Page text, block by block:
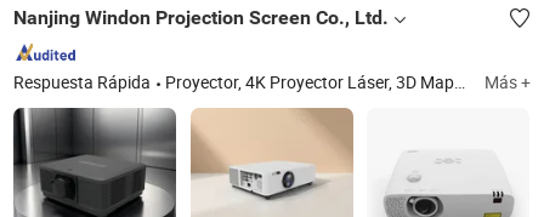
Nanjing Windon Projection Screen Co., Ltd.
Respuesta Rápida Proyector, 4K Proyector Láser, 3D Mapeo, Proyección Inmersiva, Pantalla de Proyección, Pantalla de Proyección con Marco Curvado, Pantalla de Proyección Plegable Rápida, 3D Proyector Holográfico, Película de Proyección Trasera, 3D Pantallas Holográficas Más +